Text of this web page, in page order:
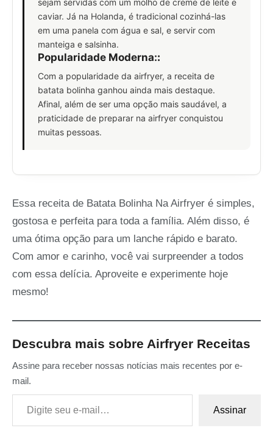
caviar. Já na Holanda, é tradicional cozinhá-las
em uma panela com água e sal, e servir com
manteiga e salsinha.
Popularidade Moderna::
Com a popularidade da airfryer, a receita de
batata bolinha ganhou ainda mais destaque.
Afinal, além de ser uma opção mais saudável, a
praticidade de preparar na airfryer conquistou
muitas pessoas.
Essa receita de Batata Bolinha Na Airfryer é simples,
gostosa e perfeita para toda a família. Além disso, é
uma ótima opção para um lanche rápido e barato.
Com amor e carinho, você vai surpreender a todos
com essa delícia. Aproveite e experimente hoje
mesmo!
Descubra mais sobre Airfryer Receitas
Assine para receber nossas notícias mais recentes por e-
mail.
Digite seu e-mail…
Assinar